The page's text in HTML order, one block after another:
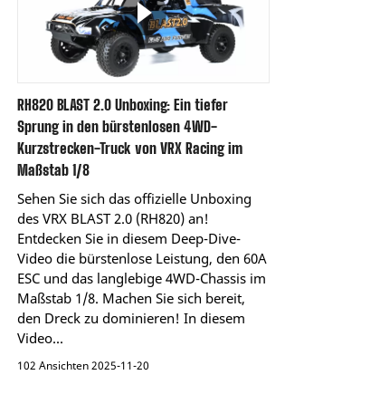
RH820 BLAST 2.0 Unboxing: Ein tiefer
Sprung in den bürstenlosen 4WD-
Kurzstrecken-Truck von VRX Racing im
Maßstab 1/8
Sehen Sie sich das offizielle Unboxing
des VRX BLAST 2.0 (RH820) an!
Entdecken Sie in diesem Deep-Dive-
Video die bürstenlose Leistung, den 60A
ESC und das langlebige 4WD-Chassis im
Maßstab 1/8. Machen Sie sich bereit,
den Dreck zu dominieren! In diesem
Video...
102 Ansichten 2025-11-20